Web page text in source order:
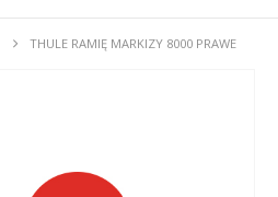
THULE RAMIĘ MARKIZY 8000 PRAWE